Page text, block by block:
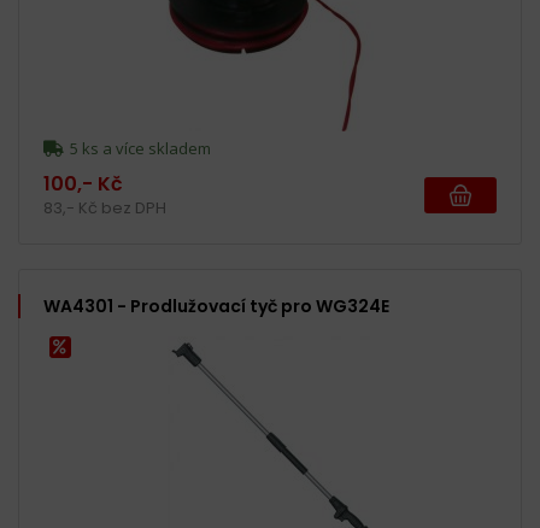
5 ks a více skladem
100,- Kč
83,- Kč bez DPH
WA4301 - Prodlužovací tyč pro WG324E